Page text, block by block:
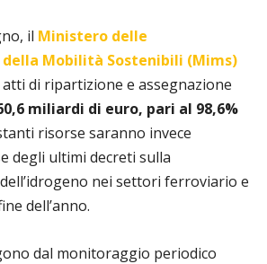
il Ministero delle
Mobilità Sostenibili (Mims)
di ripartizione e assegnazione
miliardi di euro, pari al 98,6%
risorse saranno invece
degli ultimi decreti sulla
nei settori ferroviario e
dell’anno.
dal monitoraggio periodico